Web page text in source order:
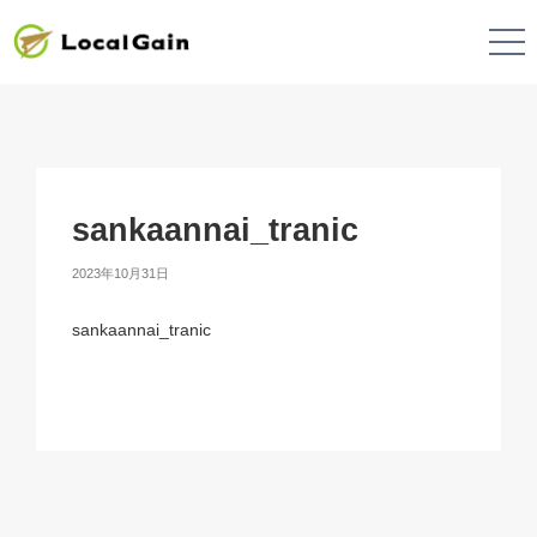
sankaannai_tranic
2023年10月31日
sankaannai_tranic